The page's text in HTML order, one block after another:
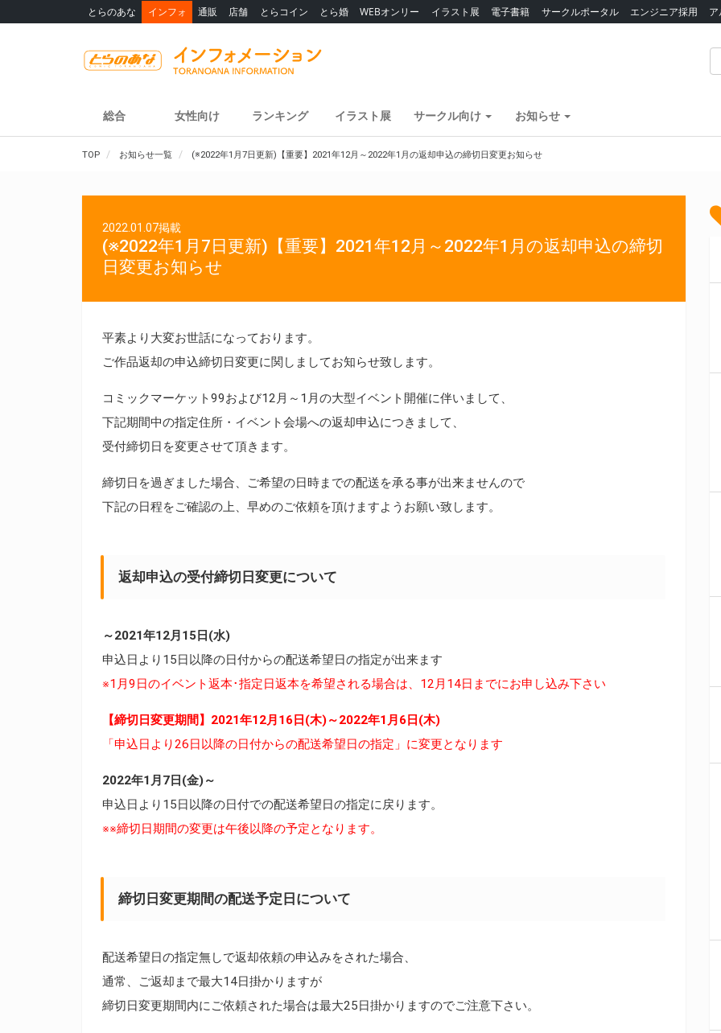
とらのあな インフォ 通販 店舗 とらコイン とら婚 WEBオンリー イラスト展 電子書籍 サークルポータル エンジニア採用
総合 女性向け ランキング イラスト展 サークル向け お知らせ
TOP お知らせ一覧 (※2022年1月7日更新)【重要】2021年12月～2022年1月の返却申込の締切日変更お知らせ
2022.01.07掲載
(※2022年1月7日更新)【重要】2021年12月～2022年1月の返却申込の締切
日変更お知らせ
平素より大変お世話になっております。
ご作品返却の申込締切日変更に関しましてお知らせ致します。
コミックマーケット99および12月～1月の大型イベント開催に伴いまして、
下記期間中の指定住所・イベント会場への返却申込につきまして、
受付締切日を変更させて頂きます。
締切日を過ぎました場合、ご希望の日時までの配送を承る事が出来ませんので
下記の日程をご確認の上、早めのご依頼を頂けますようお願い致します。
返却申込の受付締切日変更について
～2021年12月15日(水)
申込日より15日以降の日付からの配送希望日の指定が出来ます
※1月9日のイベント返本･指定日返本を希望される場合は、12月14日までにお申し込み下さい
【締切日変更期間】2021年12月16日(木)～2022年1月6日(木)
「申込日より26日以降の日付からの配送希望日の指定」に変更となります
2022年1月7日(金)～
申込日より15日以降の日付での配送希望日の指定に戻ります。
※※締切日期間の変更は午後以降の予定となります。
締切日変更期間の配送予定日について
配送希望日の指定無しで返却依頼の申込みをされた場合、
通常、ご返却まで最大14日掛かりますが
締切日変更期間内にご依頼された場合は最大25日掛かりますのでご注意下さい。